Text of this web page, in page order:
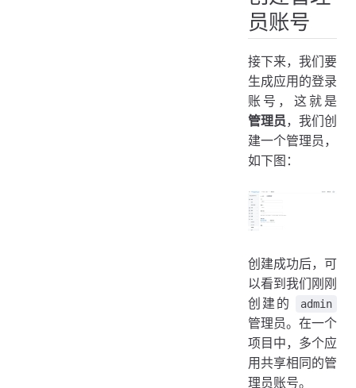
员账号
接下来，我们要
生成应用的登录
账号，这就是
管理员，我们创
建一个管理员，
如下图：
创建成功后，可
以看到我们刚刚
创建的
admin
管理员。在一个
项目中，多个应
用共享相同的管
理员账号。